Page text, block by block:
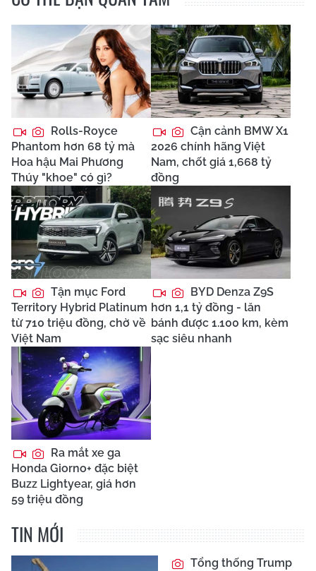
Rolls-Royce
Phantom hơn 68 tỷ mà
Hoa hậu Mai Phương
Thúy "khoe" có gì?
Cận cảnh BMW X1
2026 chính hãng Việt
Nam, chốt giá 1,668 tỷ
đồng
Tận mục Ford
Territory Hybrid Platinum
từ 710 triệu đồng, chờ về
Việt Nam
BYD Denza Z9S
hơn 1,1 tỷ đồng - lăn
bánh được 1.100 km, kèm
sạc siêu nhanh
Ra mắt xe ga
Honda Giorno+ đặc biệt
Buzz Lightyear, giá hơn
59 triệu đồng
TIN MỚI
Tổng thống Trump